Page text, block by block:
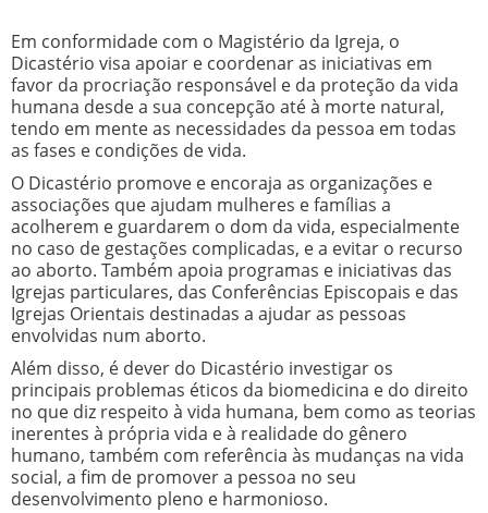
Em conformidade com o Magistério da Igreja, o
Dicastério visa apoiar e coordenar as iniciativas em
favor da procriação responsável e da proteção da vida
humana desde a sua concepção até à morte natural,
tendo em mente as necessidades da pessoa em todas
as fases e condições de vida.
O Dicastério promove e encoraja as organizações e
associações que ajudam mulheres e famílias a
acolherem e guardarem o dom da vida, especialmente
no caso de gestações complicadas, e a evitar o recurso
ao aborto. Também apoia programas e iniciativas das
Igrejas particulares, das Conferências Episcopais e das
Igrejas Orientais destinadas a ajudar as pessoas
envolvidas num aborto.
Além disso, é dever do Dicastério investigar os
principais problemas éticos da biomedicina e do direito
no que diz respeito à vida humana, bem como as teorias
inerentes à própria vida e à realidade do gênero
humano, também com referência às mudanças na vida
social, a fim de promover a pessoa no seu
desenvolvimento pleno e harmonioso.